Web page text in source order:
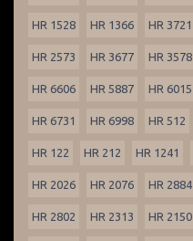
HR 1528 HR 1366 HR 3721
HR 2573 HR 3677 HR 3578
HR 6606 HR 5887 HR 6015
HR 6731 HR 6998 HR 512
HR 122 HR 212 HR 1241
HR 2026 HR 2076 HR 2884
HR 2802 HR 2313 HR 2150